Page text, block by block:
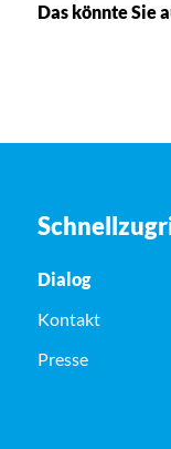
Das könnte Sie
Dialog
Kontakt
Presse